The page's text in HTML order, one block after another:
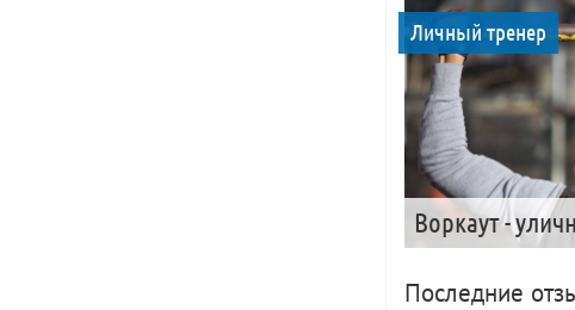
Личный тренер
Воркаут -
Последние